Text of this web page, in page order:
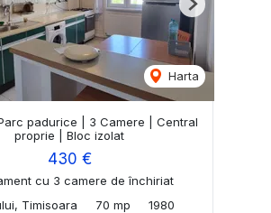
Harta
Next
padurice | 3 Camere | Central
proprie | Bloc izolat
430 €
cu 3 camere de închiriat
Timisoara
70 mp 1980